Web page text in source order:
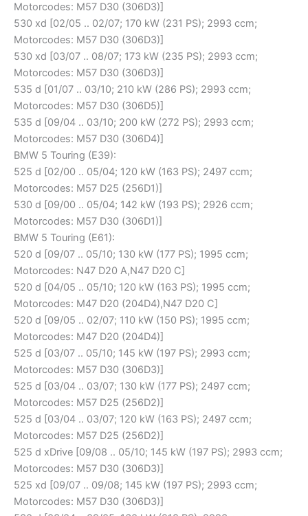
Motorcodes: M57 D30 (306D3)]
530 xd [02/05 .. 02/07; 170 kW (231 PS); 2993 ccm;
Motorcodes: M57 D30 (306D3)]
530 xd [03/07 .. 08/07; 173 kW (235 PS); 2993 ccm;
Motorcodes: M57 D30 (306D3)]
535 d [01/07 .. 03/10; 210 kW (286 PS); 2993 ccm;
Motorcodes: M57 D30 (306D5)]
535 d [09/04 .. 03/10; 200 kW (272 PS); 2993 ccm;
Motorcodes: M57 D30 (306D4)]
BMW 5 Touring (E39):
525 d [02/00 .. 05/04; 120 kW (163 PS); 2497 ccm;
Motorcodes: M57 D25 (256D1)]
530 d [09/00 .. 05/04; 142 kW (193 PS); 2926 ccm;
Motorcodes: M57 D30 (306D1)]
BMW 5 Touring (E61):
520 d [09/07 .. 05/10; 130 kW (177 PS); 1995 ccm;
Motorcodes: N47 D20 A,N47 D20 C]
520 d [04/05 .. 05/10; 120 kW (163 PS); 1995 ccm;
Motorcodes: M47 D20 (204D4),N47 D20 C]
520 d [09/05 .. 02/07; 110 kW (150 PS); 1995 ccm;
Motorcodes: M47 D20 (204D4)]
525 d [03/07 .. 05/10; 145 kW (197 PS); 2993 ccm;
Motorcodes: M57 D30 (306D3)]
525 d [03/04 .. 03/07; 130 kW (177 PS); 2497 ccm;
Motorcodes: M57 D25 (256D2)]
525 d [03/04 .. 03/07; 120 kW (163 PS); 2497 ccm;
Motorcodes: M57 D25 (256D2)]
525 d xDrive [09/08 .. 05/10; 145 kW (197 PS); 2993 ccm;
Motorcodes: M57 D30 (306D3)]
525 xd [09/07 .. 09/08; 145 kW (197 PS); 2993 ccm;
Motorcodes: M57 D30 (306D3)]